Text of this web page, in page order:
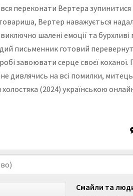
переконати Вертера
Вертер наважується
шалені емоції та бурхливі
письменник готовий
завоювати серце своєї
дивлячись на всі помилки,
(2024) українською
Смайли та